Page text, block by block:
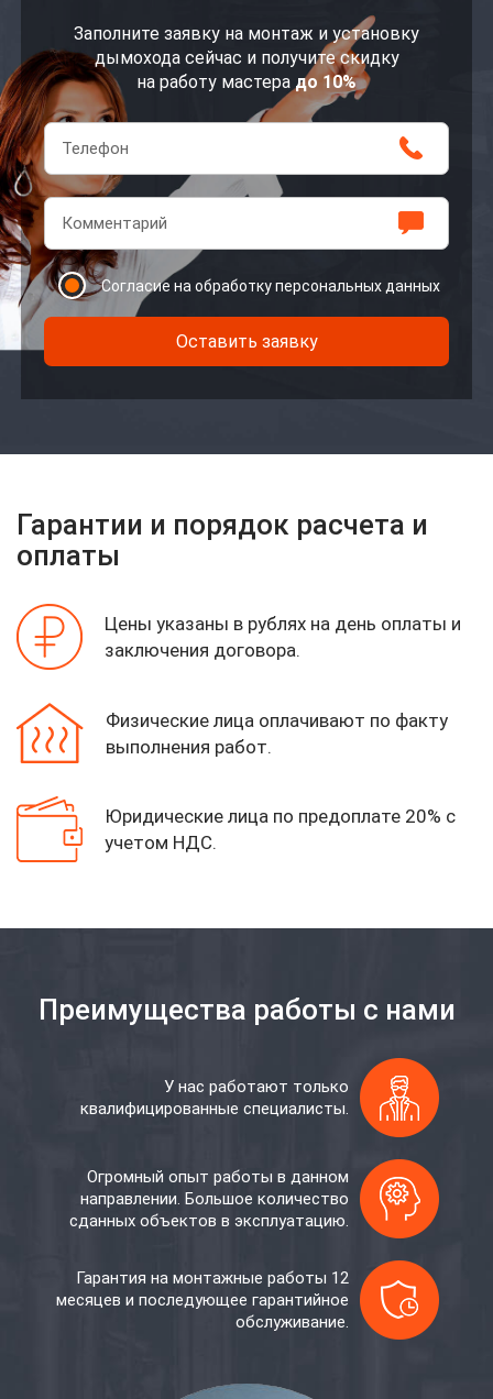
Заполните заявку на монтаж и установку
дымохода сейчас и получите скидку
на работу мастера до 10%
Согласие на обработку персональных данных
Оставить заявку
Гарантии и порядок расчета и
оплаты
Цены указаны в рублях на день оплаты и
заключения договора.
Физические лица оплачивают по факту
выполнения работ.
Юридические лица по предоплате 20% с
учетом НДС.
Преимущества работы с нами
У нас работают только
квалифицированные специалисты.
Огромный опыт работы в данном
направлении. Большое количество
сданных объектов в эксплуатацию.
Гарантия на монтажные работы 12
месяцев и последующее гарантийное
обслуживание.